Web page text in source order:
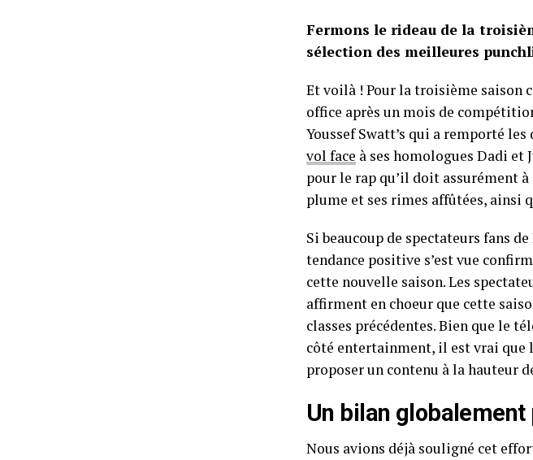
Fermons le rideau de la
sélection des meilleures
Et voilà ! Pour la troisième saison
office après un mois de
Youssef Swatt’s qui a remporté
vol face à ses homologues Dadi et
pour le rap qu’il doit assurément
plume et ses rimes affûtées, ainsi
Si beaucoup de spectateurs fans
tendance positive s’est vue
cette nouvelle saison. Les
affirment en choeur que cette
classes précédentes. Bien que le
côté entertainment, il est vrai que
proposer un contenu à la hauteur
Un bilan
Nous avions déjà souligné cet